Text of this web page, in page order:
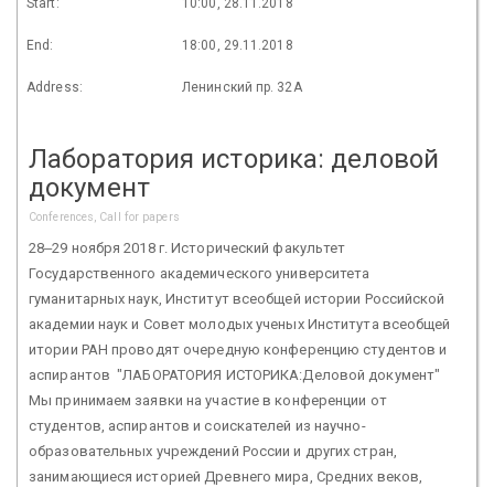
End: 18:00, 29.11.2018
Address: Ленинский пр. 32А
Лаборатория историка: деловой
документ
Conferences, Call for papers
28‒29 ноября 2018 г. Исторический факультет
Государственного академического университета
гуманитарных наук, Институт всеобщей истории Российской
академии наук и Совет молодых ученых Института всеобщей
итории РАН проводят очередную конференцию студентов и
аспирантов "ЛАБОРАТОРИЯ ИСТОРИКА:Деловой документ"
Мы принимаем заявки на участие в конференции от
студентов, аспирантов и соискателей из научно-
образовательных учреждений России и других стран,
занимающиеся историей Древнего мира, Средних веков,